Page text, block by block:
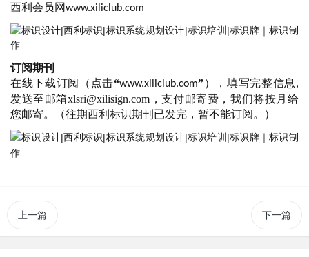
西利会员网www.xiliclub.com
订阅期刊
在线下载订阅（点击“www.xiliclub.com”），填写完整信息 ,
发送至邮箱xlsri@xilisign.com，支付邮寄费，我们将按月给
您邮寄。（往期西利标识期刊已发完，暂不能订阅。）
上一篇 下一篇